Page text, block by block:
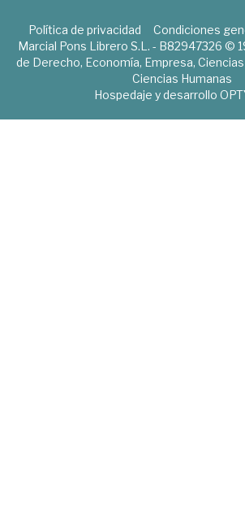
Política de privacidad Condiciones
Marcial Pons Librero S.L. - B82947326 ©
de Derecho, Economía, Empresa,
Ciencias Humanas
Hospedaje y desarrollo